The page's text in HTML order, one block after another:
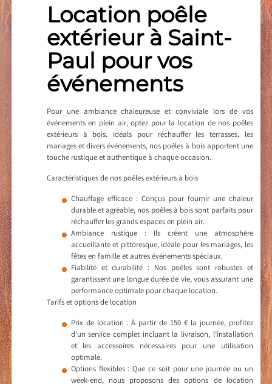
Location poêle
extérieur à Saint-
Paul pour vos
événements
Pour une ambiance chaleureuse et conviviale lors de vos
événements en plein air, optez pour la location de nos poêles
extérieurs à bois. Idéals pour réchauffer les terrasses, les
mariages et divers événements, nos poêles à bois apportent une
touche rustique et authentique à chaque occasion.
Caractéristiques de nos poêles extérieurs à bois
Chauffage efficace : Conçus pour fournir une chaleur
durable et agréable, nos poêles à bois sont parfaits pour
réchauffer les grands espaces en plein air.
Ambiance rustique : Ils créent une atmosphère
accueillante et pittoresque, idéale pour les mariages, les
fêtes en famille et autres événements spéciaux.
Fiabilité et durabilité : Nos poêles sont robustes et
garantissent une longue durée de vie, vous assurant une
performance optimale pour chaque location.
Tarifs et options de location
Prix de location : À partir de 150 € la journée, profitez
d’un service complet incluant la livraison, l’installation
et les accessoires nécessaires pour une utilisation
optimale.
Options flexibles : Que ce soit pour une journée ou un
week-end, nous proposons des options de location